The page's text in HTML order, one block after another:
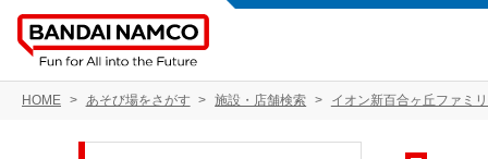
HOME あそび場をさがす 施設・店舗検索 イオン新百合ヶ丘ファミ